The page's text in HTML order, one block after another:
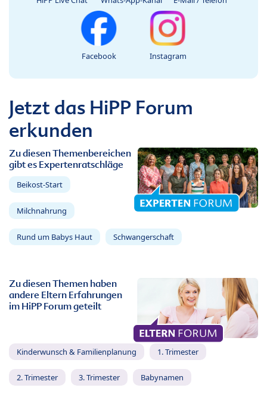
Facebook Instagram
Jetzt das HiPP Forum
erkunden
Zu diesen Themenbereichen
gibt es Expertenratschläge
Beikost-Start
Milchnahrung
Rund um Babys Haut Schwangerschaft
Zu diesen Themen haben
andere Eltern Erfahrungen
im HiPP Forum geteilt
Kinderwunsch & Familienplanung 1. Trimester
2. Trimester 3. Trimester Babynamen